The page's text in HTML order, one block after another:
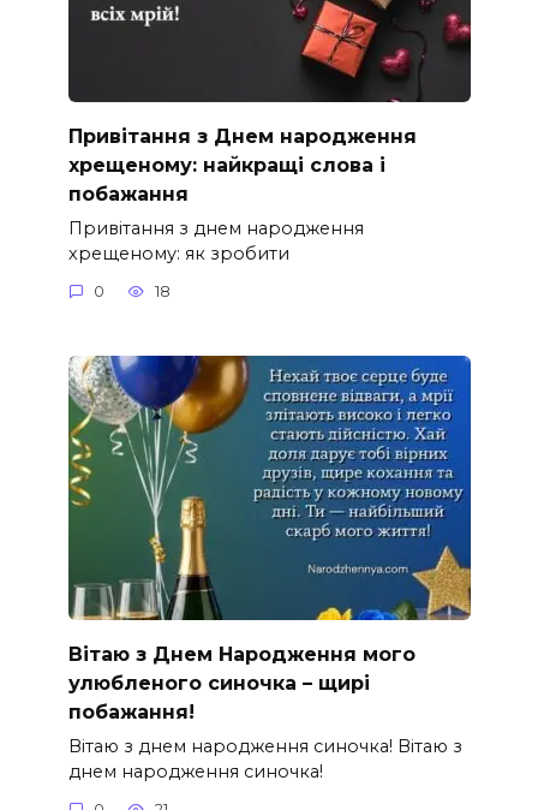
Привітання з Днем народження
хрещеному: найкращі слова і
побажання
Привітання з днем народження
хрещеному: як зробити
0 18
Вітаю з Днем Народження мого
улюбленого синочка – щирі
побажання!
Вітаю з днем народження синочка! Вітаю з
днем народження синочка!